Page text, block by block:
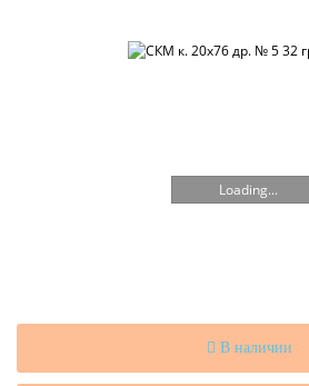
Loading...
В наличии